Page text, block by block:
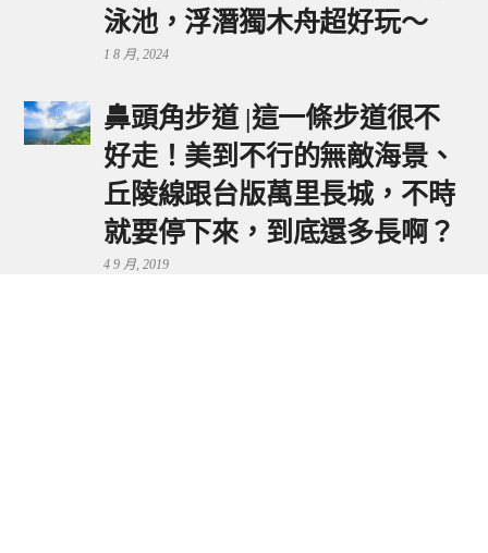
泳池，浮潛獨木舟超好玩～
1 8 月, 2024
鼻頭角步道 |這一條步道很不
好走！美到不行的無敵海景、
丘陵線跟台版萬里長城，不時
就要停下來，到底還多長啊？
4 9 月, 2019